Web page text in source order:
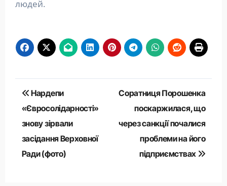
людей.
Навігація
записів
Нардепи
«Євросолідарності»
знову зірвали
засідання Верховної
Ради (фото)
Соратниця Порошенка
поскаржилася, що
через санкції почалися
проблеми на його
підприємствах